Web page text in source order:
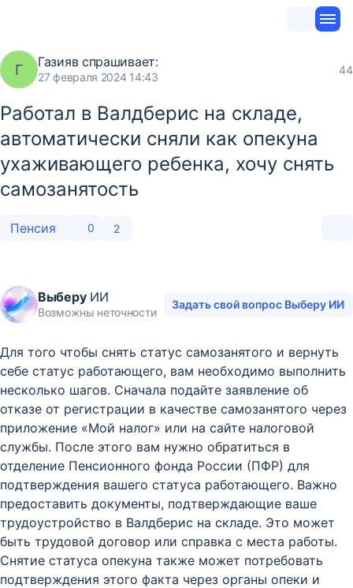
Г Газиявспрашивает:
27 февраля 2024 14:43
44
Работал в Валдберис на складе,
автоматически сняли как опекуна
ухаживающего ребенка, хочу снять
самозанятость
Пенсия 0 2
ВыберуИИ
Возможны неточности
Задать свой вопрос Выберу ИИ
Для того чтобы снять статус самозанятого и вернуть
себе статус работающего, вам необходимо выполнить
несколько шагов. Сначала подайте заявление об
отказе от регистрации в качестве самозанятого через
приложение «Мой налог» или на сайте налоговой
службы. После этого вам нужно обратиться в
отделение Пенсионного фонда России (ПФР) для
подтверждения вашего статуса работающего. Важно
предоставить документы, подтверждающие ваше
трудоустройство в Валдберис на складе. Это может
быть трудовой договор или справка с места работы.
Снятие статуса опекуна также может потребовать
подтверждения этого факта через органы опеки и